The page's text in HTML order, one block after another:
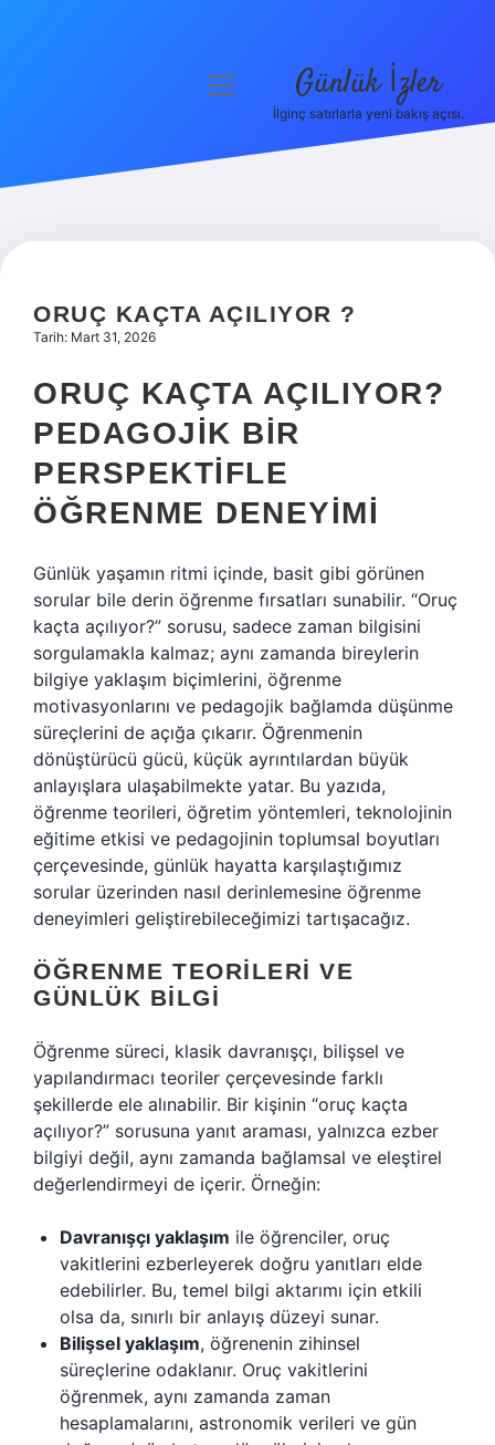
Hakkımızda
menüyü
Günlük İzler
İlginç satırlarla yeni bakış açısı.
ORUÇ KAÇTA AÇILIYOR ?
Tarih: Mart 31, 2026
ORUÇ KAÇTA AÇILIYOR?
PEDAGOJIK BIR
PERSPEKTIFLE
ÖĞRENME DENEYIMI
Günlük yaşamın ritmi içinde, basit gibi görünen
sorular bile derin öğrenme fırsatları sunabilir. “Oruç
kaçta açılıyor?” sorusu, sadece zaman bilgisini
sorgulamakla kalmaz; aynı zamanda bireylerin
bilgiye yaklaşım biçimlerini, öğrenme
motivasyonlarını ve pedagojik bağlamda düşünme
süreçlerini de açığa çıkarır. Öğrenmenin
dönüştürücü gücü, küçük ayrıntılardan büyük
anlayışlara ulaşabilmekte yatar. Bu yazıda,
öğrenme teorileri, öğretim yöntemleri, teknolojinin
eğitime etkisi ve pedagojinin toplumsal boyutları
çerçevesinde, günlük hayatta karşılaştığımız
sorular üzerinden nasıl derinlemesine öğrenme
deneyimleri geliştirebileceğimizi tartışacağız.
ÖĞRENME TEORILERI VE
GÜNLÜK BILGI
Öğrenme süreci, klasik davranışçı, bilişsel ve
yapılandırmacı teoriler çerçevesinde farklı
şekillerde ele alınabilir. Bir kişinin “oruç kaçta
açılıyor?” sorusuna yanıt araması, yalnızca ezber
bilgiyi değil, aynı zamanda bağlamsal ve eleştirel
değerlendirmeyi de içerir. Örneğin:
Davranışçı yaklaşım ile öğrenciler, oruç
vakitlerini ezberleyerek doğru yanıtları elde
edebilirler. Bu, temel bilgi aktarımı için etkili
olsa da, sınırlı bir anlayış düzeyi sunar.
Bilişsel yaklaşım, öğrenenin zihinsel
süreçlerine odaklanır. Oruç vakitlerini
öğrenmek, aynı zamanda zaman
hesaplamalarını, astronomik verileri ve gün